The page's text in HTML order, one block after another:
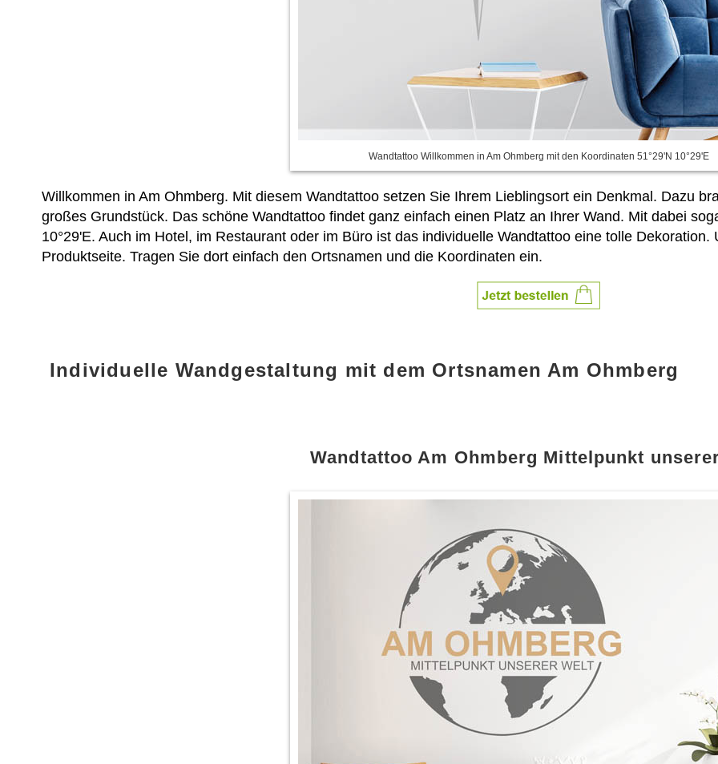
Wandtattoo Willkommen in Am Ohmberg mit den Koordinaten 51°29'N 10°29'E
Willkommen in Am Ohmberg. Mit diesem Wandtattoo setzen Sie Ihrem Lieblingsort ein Denkmal. Dazu
großes Grundstück. Das schöne Wandtattoo findet ganz einfach einen Platz an Ihrer Wand. Mit dabei
10°29'E. Auch im Hotel, im Restaurant oder im Büro ist das individuelle Wandtattoo eine tolle
Produktseite. Tragen Sie dort einfach den Ortsnamen und die Koordinaten ein.
Individuelle Wandgestaltung mit dem Ortsnamen Am Ohmberg
Wandtattoo Am Ohmberg Mittelpunkt